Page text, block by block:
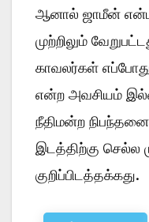
ஆனால் ஜாமீன்
முற்றிலும்
காவலர்கள்
என்ற அவசியம்
நீதிமன்ற
இடத்திற்கு செல்ல
குறிப்பிடத்தக்கது.